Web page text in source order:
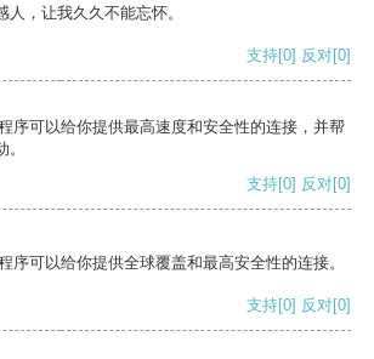
，让我久久不能忘怀。
支持[0] 反对[0]
序可以给你提供最高速度和安全性的连接，并帮
支持[0] 反对[0]
序可以给你提供全球覆盖和最高安全性的连接。
支持[0] 反对[0]